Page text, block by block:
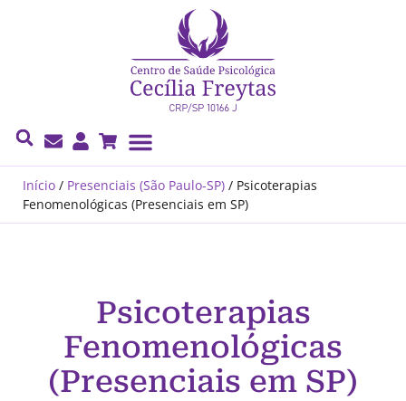
Início / Presenciais (São Paulo-SP) / Psicoterapias
Fenomenológicas (Presenciais em SP)
Psicoterapias
Fenomenológicas
(Presenciais em SP)